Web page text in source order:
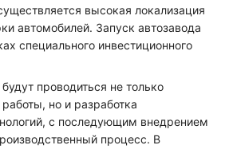
высокая локализация
автомобилей. Запуск автозавода
специального инвестиционного
проводиться не только
но и разработка
с последующим внедрением
процесс. В